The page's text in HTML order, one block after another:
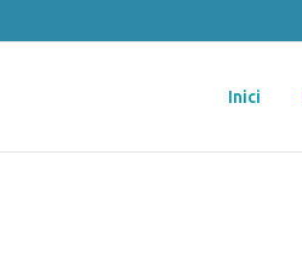
Inici